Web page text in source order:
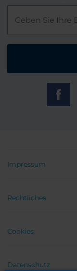
Impressum
Rechtliches
Cookies
Datenschutz